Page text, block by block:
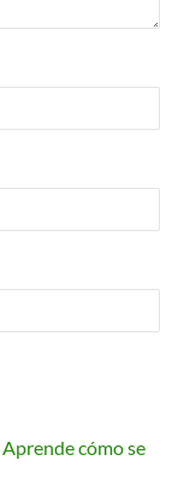
Aprende cómo se